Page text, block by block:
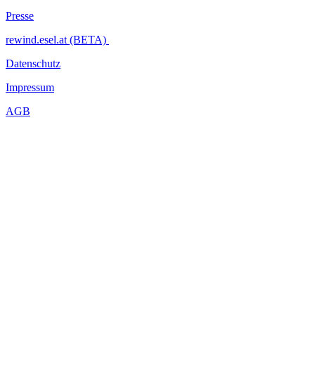
Presse
rewind.esel.at (BETA)
Datenschutz
Impressum
AGB